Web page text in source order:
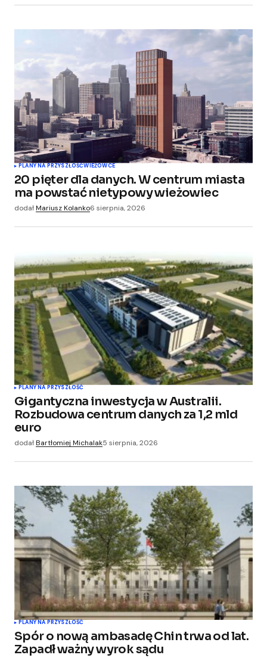
Submit Comment
PLANY NA PRZYSZŁOŚĆWIEŻOWCE
20 pięter dla danych. W centrum miasta
ma powstać nietypowy wieżowiec
dodałMariusz Kolanko6 sierpnia, 2026
PLANY NA PRZYSZŁOŚĆ
Gigantyczna inwestycja w Australii.
Rozbudowa centrum danych za 1,2 mld
euro
dodałBartłomiej Michalak5 sierpnia, 2026
PLANY NA PRZYSZŁOŚĆ
Spór o nową ambasadę Chin trwa od lat.
Zapadł ważny wyrok sądu